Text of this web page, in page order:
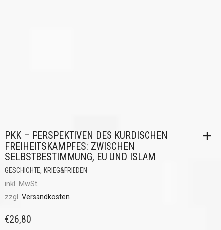
PKK – PERSPEKTIVEN DES KURDISCHEN
FREIHEITSKAMPFES: ZWISCHEN
SELBSTBESTIMMUNG, EU UND ISLAM
GESCHICHTE, KRIEG&FRIEDEN
inkl. MwSt.
zzgl. Versandkosten
€26,80